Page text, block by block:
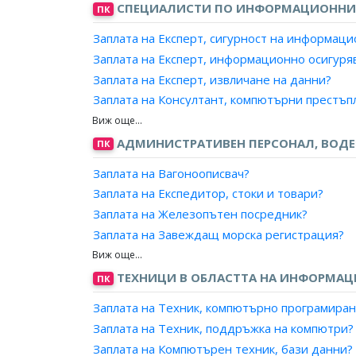
Заплата на Инженер, координатор по
ПК СПЕЦИАЛИСТИ ПО
Заплата на Експерт, сигурност на
Заплата на Експерт, информационно
Заплата на Експерт, извличане на данни?
Заплата на Консултант, компютърни
Заплата на Консултант, сигурност на данни?
Заплата на Специалист, обработка на данни?
Заплата на Специалист, компютърни
Заплата на Специалист, сигурност на данни?
ПК АДМИНИСТРАТИВЕН ПЕРСОНАЛ,
Заплата на Вагоноописвач?
Заплата на Експедитор, стоки и товари?
Заплата на Железопътен посредник?
Заплата на Завеждащ морска регистрация?
Заплата на Измерител, горивни и строителни
Заплата на Кантарджия?
Заплата на Контрольор, запаси?
Заплата на Магазинер?
Заплата на Оператор, определяне на
ПК ТЕХНИЦИ В ОБЛАСТТА НА
Заплата на Техник, компютърно
Заплата на Техник, поддръжка на компютри?
Заплата на Компютърен техник, бази данни?